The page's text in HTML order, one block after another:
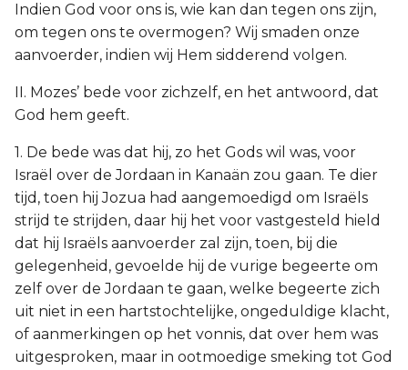
Indien God voor ons is, wie kan dan tegen ons zijn,
om tegen ons te overmogen? Wij smaden onze
aanvoerder, indien wij Hem sidderend volgen.
II. Mozes’ bede voor zichzelf, en het antwoord, dat
God hem geeft.
1. De bede was dat hij, zo het Gods wil was, voor
Israël over de Jordaan in Kanaän zou gaan. Te dier
tijd, toen hij Jozua had aangemoedigd om Israëls
strijd te strijden, daar hij het voor vastgesteld hield
dat hij Israëls aanvoerder zal zijn, toen, bij die
gelegenheid, gevoelde hij de vurige begeerte om
zelf over de Jordaan te gaan, welke begeerte zich
uit niet in een hartstochtelijke, ongeduldige klacht,
of aanmerkingen op het vonnis, dat over hem was
uitgesproken, maar in ootmoedige smeking tot God